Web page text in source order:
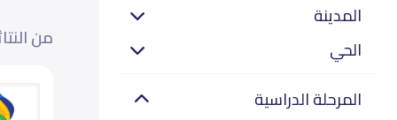
المدينة
الحي
المرحلة الدراسية
من